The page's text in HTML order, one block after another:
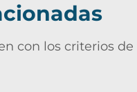
con los criterios